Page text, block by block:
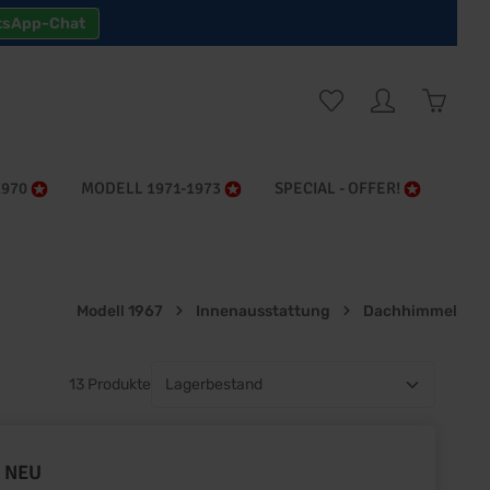
Chat
MODELL 1971-1973 SPECIAL - OFFER!
Modell 1967 Innenausstattung Dachhimmel
13 Produkte